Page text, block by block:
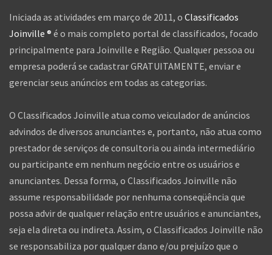
Iniciada as atividades em março de 2011, o Classificados
Joinville ® é o mais completo portal de classificados, focado
principalmente para Joinville e Região. Qualquer pessoa ou
empresa poderá se cadastrar GRATUITAMENTE, enviar e
gerenciar seus anúncios em todas as categorias.
O Classificados Joinville atua como veiculador de anúncios
advindos de diversos anunciantes e, portanto, não atua como
prestador de serviços de consultoria ou ainda intermediário
ou participante em nenhum negócio entre os usuários e
anunciantes. Dessa forma, o Classificados Joinville não
assume responsabilidade por nenhuma conseqüência que
possa advir de qualquer relação entre usuários e anunciantes,
seja ela direta ou indireta. Assim, o Classificados Joinville não
se responsabiliza por qualquer dano e/ou prejuízo que o